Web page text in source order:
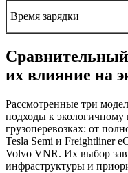
Время зарядки
их влияние на
Рассмотренные три
подходы к экологичному
грузоперевозках: от
Tesla Semi и Freightliner
Volvo VNR. Их выбор
инфраструктуры и